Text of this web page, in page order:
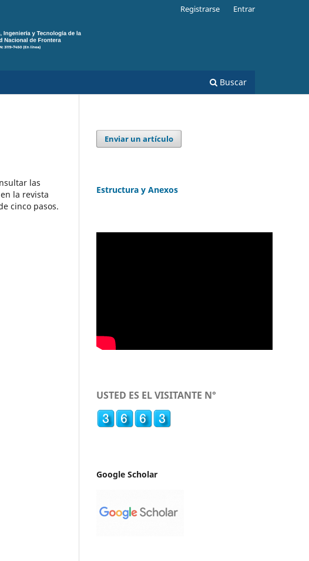
Buscar
Registrarse Entrar
las
en la revista
cinco pasos.
Enviar un artículo
Estructura y Anexos
USTED ES EL VISITANTE N°
Google Scholar